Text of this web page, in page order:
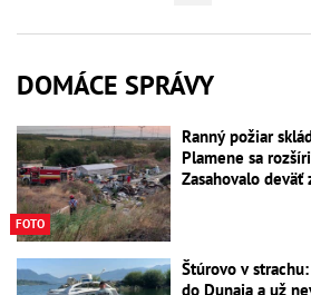
DOMÁCE SPRÁVY
FOTO
Ranný požiar
Plamene sa
Zasahovalo deväť
Štúrovo v
do Dunaja a už